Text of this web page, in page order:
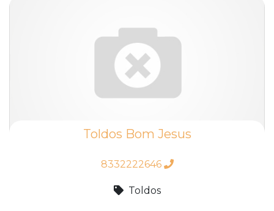
Toldos Bom Jesus
8332222646
Toldos